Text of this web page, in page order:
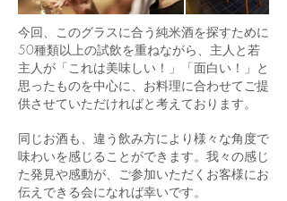
今回、このグラスに合う純米酒を探すために
50種類以上の試飲を重ねながら、主人と若
主人が「これは美味しい！」「面白い！」と
思ったものを中心に、お料理に合わせてご提
供させていただければと考えております。
同じお酒も、違う飲み方により様々な角度で
味わいを感じることができます。我々の感じ
た発見や感動が、ご参加いただくお客様にお
伝えできる会になれば幸いです。